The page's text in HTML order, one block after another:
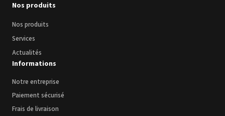
123CTP - Comfort Line - 3 in 1
Digital Inkjet Computer to
Plate - Plaques PS et CtCP
Voir le détail
polyester pour impression jet
d'encre
Voir le détail
Nos produits
Nos produits
Services
Actualités
Informations
Notre entreprise
Paiement sécurisé
Frais de livraison